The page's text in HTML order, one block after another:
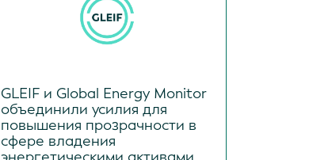
GLEIF и Global Energy Monitor
объединили усилия для
повышения прозрачности в
сфере владения